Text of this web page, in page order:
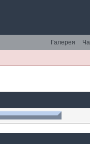
Галерея